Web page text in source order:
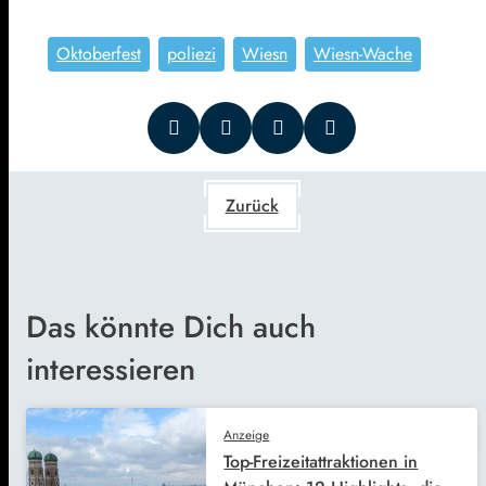
Oktoberfest poliezi Wiesn Wiesn-Wache
Zurück
Das könnte Dich auch
interessieren
Anzeige
Top-Freizeitattraktionen in